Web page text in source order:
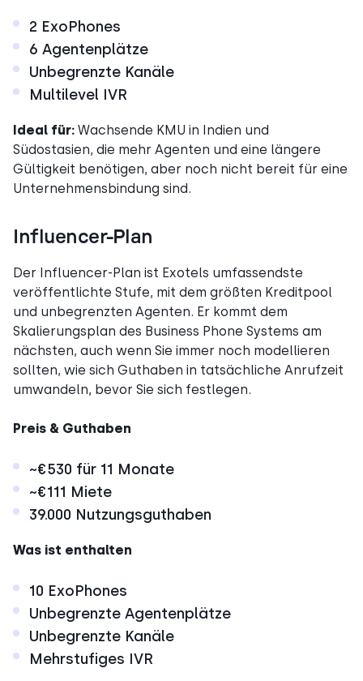
2 ExoPhones
6 Agentenplätze
Unbegrenzte Kanäle
Multilevel IVR
Ideal für: Wachsende KMU in Indien und
Südostasien, die mehr Agenten und eine längere
Gültigkeit benötigen, aber noch nicht bereit für eine
Unternehmensbindung sind.
Influencer-Plan
Der Influencer-Plan ist Exotels umfassendste
veröffentlichte Stufe, mit dem größten Kreditpool
und unbegrenzten Agenten. Er kommt dem
Skalierungsplan des Business Phone Systems am
nächsten, auch wenn Sie immer noch modellieren
sollten, wie sich Guthaben in tatsächliche Anrufzeit
umwandeln, bevor Sie sich festlegen.
Preis & Guthaben
~€530 für 11 Monate
~€111 Miete
39.000 Nutzungsguthaben
Was ist enthalten
10 ExoPhones
Unbegrenzte Agentenplätze
Unbegrenzte Kanäle
Mehrstufiges IVR